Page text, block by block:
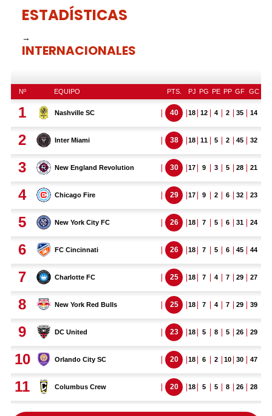
ESTADÍSTICAS
→
INTERNACIONALES